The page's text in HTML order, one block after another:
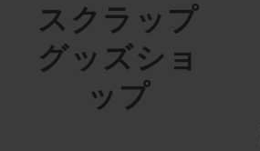
スクラップ
グッズショ
ップ